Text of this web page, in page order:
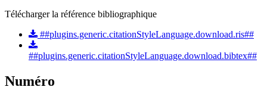
Télécharger la référence bibliographique
##plugins.generic.citationStyleLanguage.download.ris##
##plugins.generic.citationStyleLanguage.download.bibtex##
Numéro